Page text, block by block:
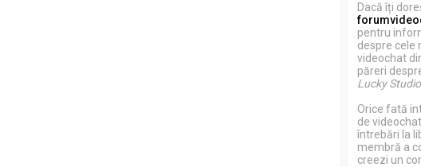
Dacă îți
pentru
despre cele
videochat
păreri
Lucky
Orice fată
de
întrebări la
membră a
creezi un